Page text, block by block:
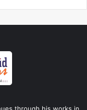
through his works in